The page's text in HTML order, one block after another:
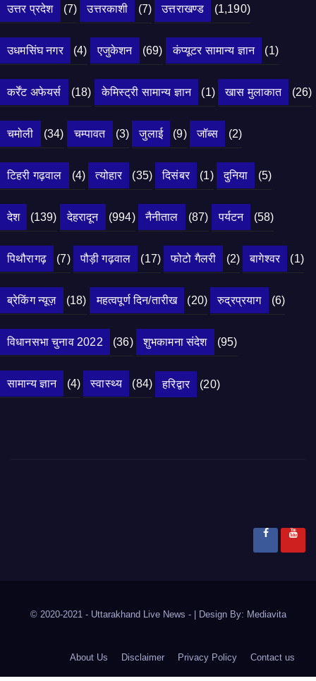
उत्तर प्रदेश (7) उत्तरकाशी (7) उत्तराखण्ड (1,190)
उधमसिंघ नगर (4) एजुकेशन (69) कंप्यूटर सामान्य ज्ञान (1)
कर्रेंट अफेयर्स (18) केमिस्ट्री सामान्य ज्ञान (1) खास मुलाकात (26)
चमोली (34) चम्पावत (3) जुलाई (9) जॉब्स (2)
टिहरी गढ़वाल (4) त्योहार (35) दिसंबर (1) दुनिया (5)
देश (139) देहरादून (994) नैनीताल (87) पर्यटन (58)
पिथौरागढ़ (7) पौड़ी गढ़वाल (17) फोटो गैलरी (2) बागेश्वर (1)
ब्रेकिंग न्यूज़ (18) महत्वपूर्ण दिन/तारीख (20) रुद्रप्रयाग (6)
विधानसभा चुनाव 2022 (36) शुभकामना संदेश (95)
सामान्य ज्ञान (4) स्वास्थ्य (84) हरिद्वार (20)
© 2020-2021 - Uttarakhand Live News - | Design By: Mediavita
About Us Disclaimer Privacy Policy Contact us